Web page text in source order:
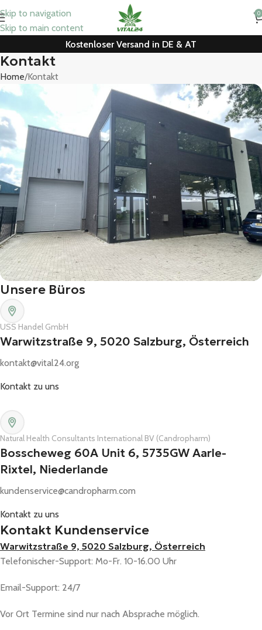
Skip to navigation
Skip to main content
0
Kostenloser Versand in DE & AT
Kontakt
Home Kontakt
Kontakt Kundenservice
Warwitzstraße 9, 5020 Salzburg, Österreich
Telefonischer-Support: Mo-Fr. 10-16.00 Uhr
Email-Support: 24/7
Vor Ort Termine sind nur nach Absprache möglich.
Unsere Büros
USS Handel GmbH
Warwitzstraße 9, 5020 Salzburg, Österreich
kontakt@vital24.org
Kontakt zu uns
Natural Health Consultants International BV (Candropharm)
Bosscheweg 60A Unit 6, 5735GW Aarle-
Rixtel, Niederlande
kundenservice@candropharm.com
Kontakt zu uns